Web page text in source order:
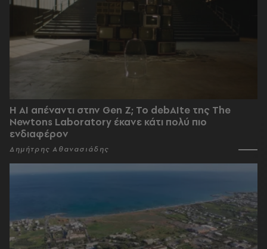
Η AI απέναντι στην Gen Z; Το debAIte της The
Newtons Laboratory έκανε κάτι πολύ πιο
ενδιαφέρον
Δημήτρης Αθανασιάδης